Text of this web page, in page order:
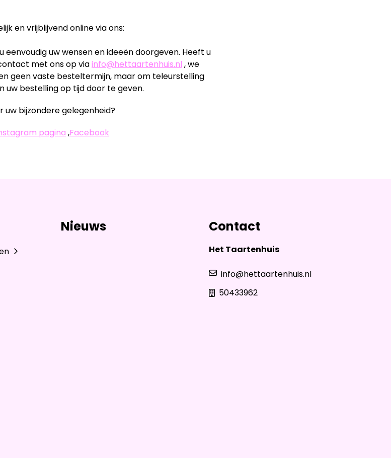
en vrijblijvend online via ons:
uw wensen en ideeën doorgeven. Heeft u
met ons op viainfo@hettaartenhuis.nl , we
geen vaste besteltermijn, maar om teleurstelling
uw bestelling op tijd door te geven.
uw bijzondere gelegenheid?
pagina ,Facebook
Nieuws Contact
Het Taartenhuis
info@hettaartenhuis.nl
50433962